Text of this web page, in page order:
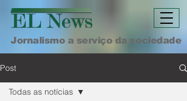
Jornalismo a serviço da sociedade
Post
Todas as notícias